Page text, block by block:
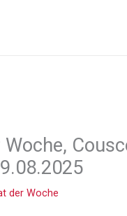
Woche,
der Woche